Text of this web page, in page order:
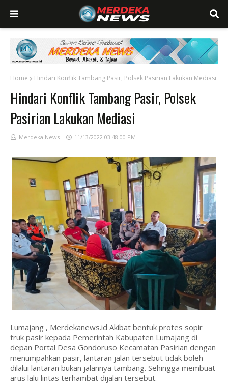
Home Hindari Konflik Tambang Pasir, Polsek Pasirian Lakukan Mediasi
Hindari Konflik Tambang Pasir, Polsek
Pasirian Lakukan Mediasi
Merdeka News 11/13/2022 03:48:00 PM
Lumajang , Merdekanews.id Akibat bentuk protes sopir
truk pasir kepada Pemerintah Kabupaten Lumajang di
depan Portal Desa Gondoruso Kecamatan Pasirian dengan
menumpahkan pasir, lantaran jalan tersebut tidak boleh
dilalui lantaran bukan jalannya tambang. Sehingga membuat
arus lalu lintas terhambat dijalan tersebut.